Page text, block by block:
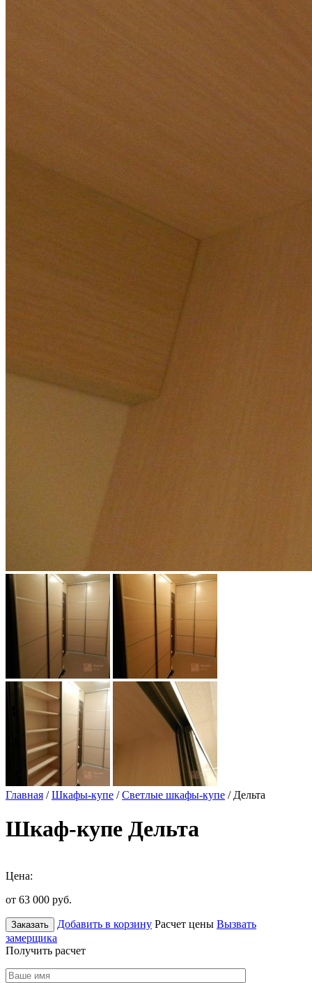
Главная /Шкафы-купе /Светлые шкафы-купе / Дельта
Шкаф-купе Дельта
Цена:
от 63 000 руб.
Заказать Добавить в корзину Расчет цены Вызвать
замерщика
Получить расчет